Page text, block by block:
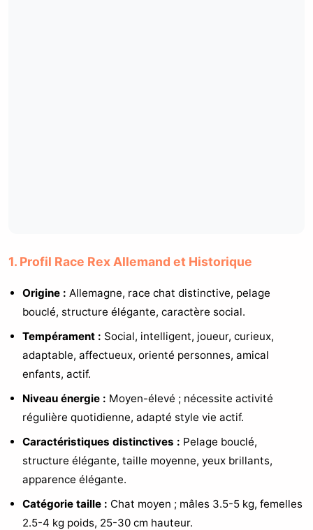
1. Profil Race Rex Allemand et Historique
Origine : Allemagne, race chat distinctive, pelage
bouclé, structure élégante, caractère social.
Tempérament : Social, intelligent, joueur, curieux,
adaptable, affectueux, orienté personnes, amical
enfants, actif.
Niveau énergie : Moyen-élevé ; nécessite activité
régulière quotidienne, adapté style vie actif.
Caractéristiques distinctives : Pelage bouclé,
structure élégante, taille moyenne, yeux brillants,
apparence élégante.
Catégorie taille : Chat moyen ; mâles 3.5-5 kg, femelles
2.5-4 kg poids, 25-30 cm hauteur.